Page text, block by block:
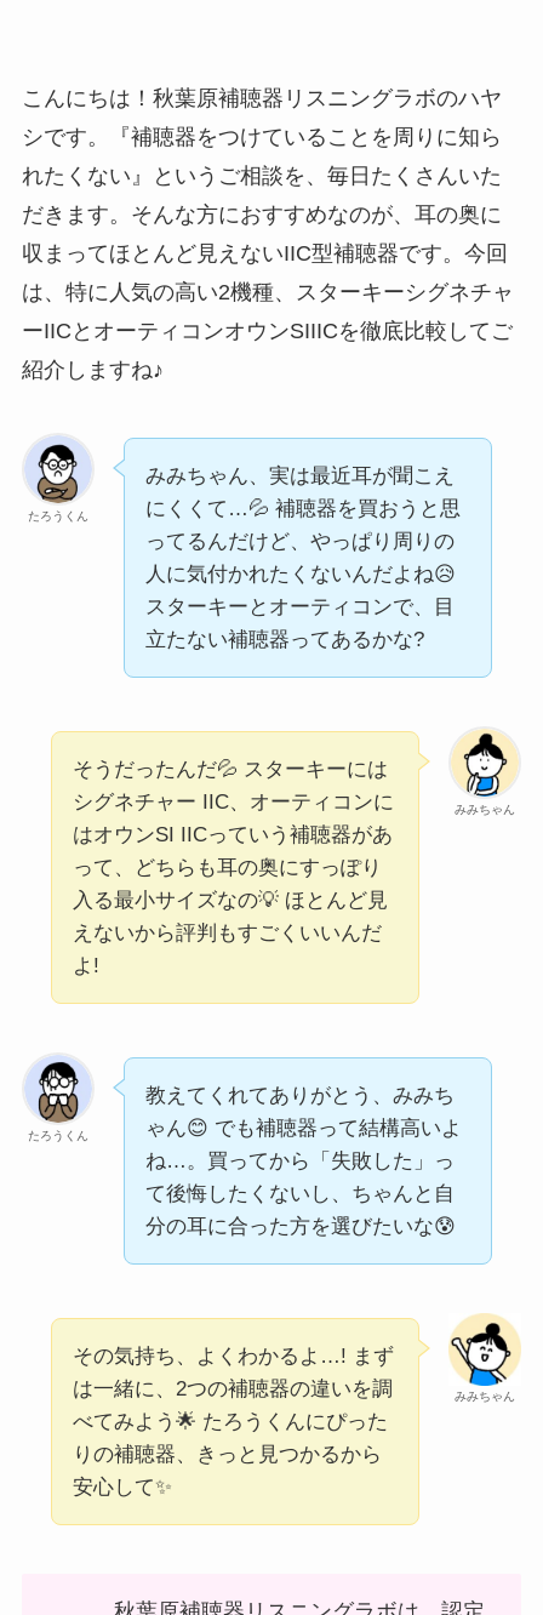
こんにちは！秋葉原補聴器リスニングラボのハヤ
シです。『補聴器をつけていることを周りに知ら
れたくない』というご相談を、毎日たくさんいた
だきます。そんな方におすすめなのが、耳の奥に
収まってほとんど見えないIIC型補聴器です。今回
は、特に人気の高い2機種、スターキーシグネチャ
ーIICとオーティコンオウンSIIICを徹底比較してご
紹介しますね♪
たろうくん
みみちゃん、実は最近耳が聞こえ
にくくて…💦 補聴器を買おうと思
ってるんだけど、やっぱり周りの
人に気付かれたくないんだよね😥
スターキーとオーティコンで、目
立たない補聴器ってあるかな?
みみちゃん
そうだったんだ💦 スターキーには
シグネチャー IIC、オーティコンに
はオウンSI IICっていう補聴器があ
って、どちらも耳の奥にすっぽり
入る最小サイズなの💡 ほとんど見
えないから評判もすごくいいんだ
よ!
たろうくん
教えてくれてありがとう、みみち
ゃん😊 でも補聴器って結構高いよ
ね…。買ってから「失敗した」っ
て後悔したくないし、ちゃんと自
分の耳に合った方を選びたいな😰
みみちゃん
その気持ち、よくわかるよ…! まず
は一緒に、2つの補聴器の違いを調
べてみよう🌟 たろうくんにぴった
りの補聴器、きっと見つかるから
安心して✨